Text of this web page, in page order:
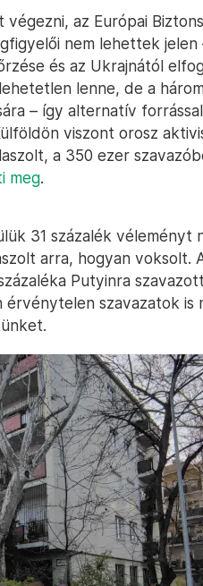
az Európai
nem lehettek jelen
és az Ukrajnától
lenne, de a
– így alternatív
viszont orosz
a 350 ezer
meg.
31 százalék véleményt
arra, hogyan voksolt.
Putyinra
érvénytelen szavazatok is